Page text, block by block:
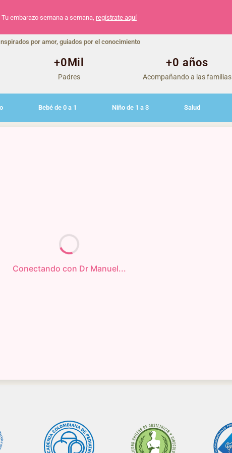
Tu embarazo semana a semana, regístrate aquí
por amor, guiados por el conocimiento
Padres
+0Mil
Acompañando a las familias
+0 años
Bebé de 0 a 1 Niño de 1 a 3 Salud
Conectando con Dr Manuel...